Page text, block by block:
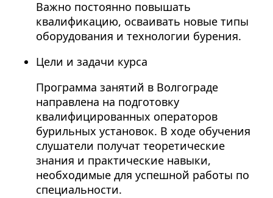
Важно постоянно повышать
квалификацию, осваивать новые типы
оборудования и технологии бурения.
Цели и задачи курса
Программа занятий в Волгограде
направлена на подготовку
квалифицированных операторов
бурильных установок. В ходе обучения
слушатели получат теоретические
знания и практические навыки,
необходимые для успешной работы по
специальности.